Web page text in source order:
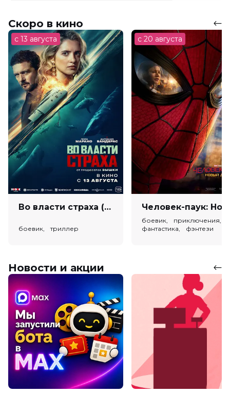
Скоро в кино
с 13 августа
Во власти страха (18+)
боевик, триллер
с 20 августа
боевик, приключения,
фантастика, фэнтези
Новости и акции